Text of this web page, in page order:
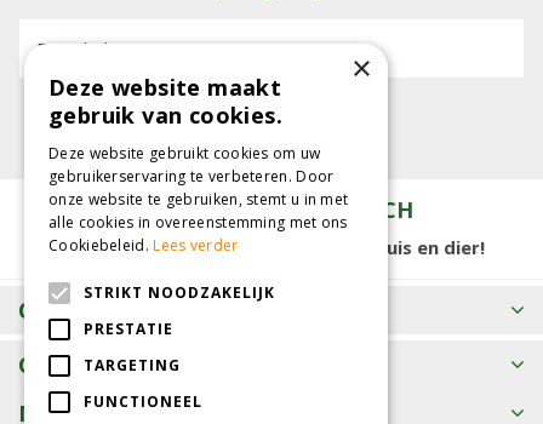
E-mailadres:
TUINCENTRUM KOLBACH
15.000 m2 winkelplezier voor tuin, huis en dier!
OPENINGSTIJDEN
CONTACT
MEER INFORMATIE
×
Deze website maakt
gebruik van cookies.
Deze website gebruikt cookies om uw
gebruikerservaring te verbeteren. Door
onze website te gebruiken, stemt u in met
alle cookies in overeenstemming met ons
Cookiebeleid.Lees verder
STRIKT NOODZAKELIJK
PRESTATIE
TARGETING
FUNCTIONEEL